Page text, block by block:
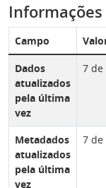
Campo
Dados
atualizados
pela última
vez
7 de
Metadados
atualizados
pela última
vez
7 de